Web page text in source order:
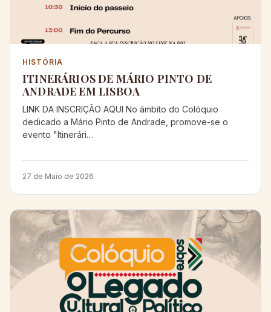
HISTÓRIA
ITINERÁRIOS DE MÁRIO PINTO DE
ANDRADE EM LISBOA
LINK DA INSCRIÇÃO AQUI No âmbito do Colóquio
dedicado a Mário Pinto de Andrade, promove-se o
evento "Itinerári…
27 de Maio de 2026